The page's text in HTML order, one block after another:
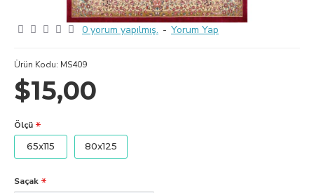
0 yorum yapılmış. - Yorum Yap
$15,00
Ürün Kodu: MS409
Ölçü
65x115
80x125
Saçak